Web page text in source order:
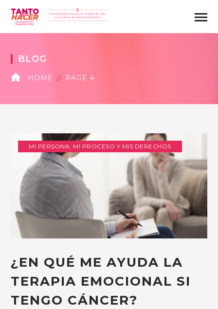
BLOG
HOME PAGE 4
MI PERSONA, MI PROCESO Y MIS DERECHOS
¿EN QUÉ ME AYUDA LA
TERAPIA EMOCIONAL SI
TENGO CÁNCER?